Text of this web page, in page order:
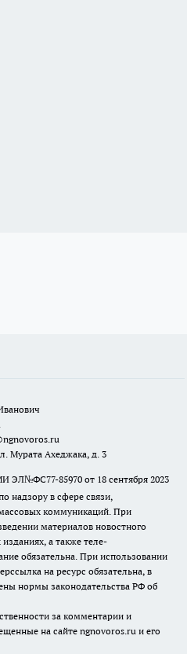
Мурата Ахеджака, д. 3
ЭЛ№ФС77-85970 от 18 сентября 2023
надзору в сфере связи,
коммуникаций. При
материалов новостного
а также теле-
обязательна. При использовании
на ресурс обязательна, в
нормы законодательства РФ об
за комментарии и
на сайте ngnovoros.ru и его